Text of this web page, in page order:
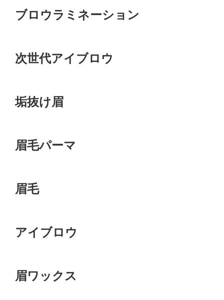
ブロウラミネーション
次世代アイブロウ
垢抜け眉
眉毛パーマ
眉毛
アイブロウ
眉ワックス